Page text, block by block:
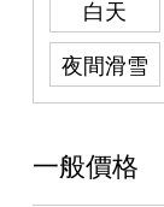
白天
夜間滑雪
一般價格